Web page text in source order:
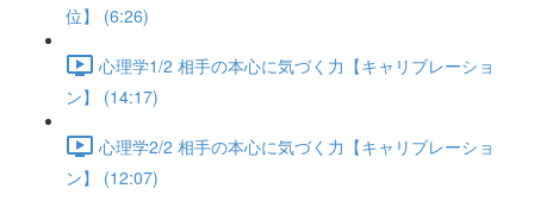
位】 (6:26)
心理学1/2 相手の本心に気づく力【キャリブレーショ
ン】 (14:17)
心理学2/2 相手の本心に気づく力【キャリブレーショ
ン】 (12:07)